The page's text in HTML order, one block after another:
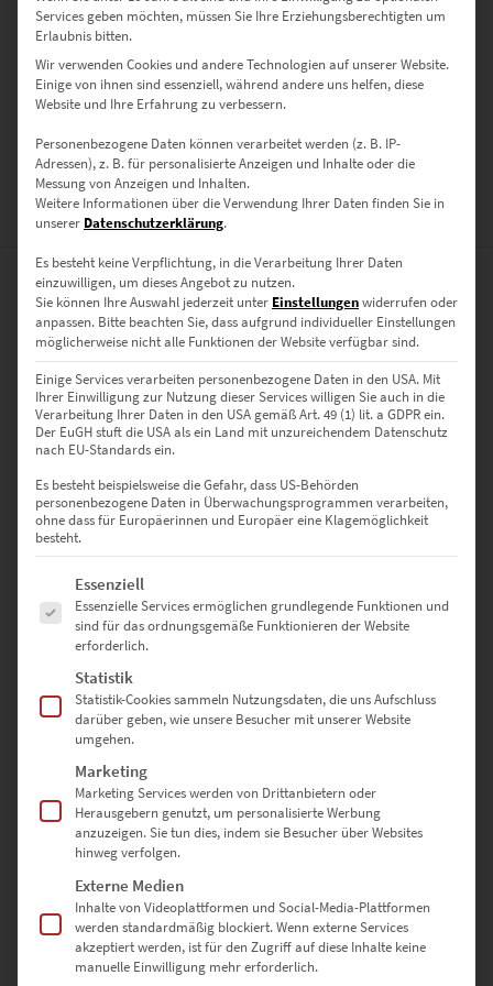
PRODUKT BESONDERHEITEN
AUSFÜHRUNG
Leinwand auf Keilrahmen, Acrylglas
GRÖSSE
60 x 20 cm, 90 x 30 cm, 120 x 40 cm, 150 x 50 cm
BEWERTUNGEN (0)
Bewertungen
Es gibt noch keine Bewertungen.
0 0Bewertungen
SCHREIBE DIE ERSTE BEWERTUNG FÜR „EZ00772 ELBENPLATZ
BÖBLINGEN PANORAMA“
Deine E-Mail-Adresse wird nicht veröffentlicht.
Erforderliche Felder sind mit* markiert
Services geben möchten, müssen Sie Ihre Erziehungsberechtigten um
Erlaubnis bitten.
Wir verwenden Cookies und andere Technologien auf unserer Website.
Einige von ihnen sind essenziell, während andere uns helfen, diese
Website und Ihre Erfahrung zu verbessern.
Personenbezogene Daten können verarbeitet werden (z. B. IP-
Adressen), z. B. für personalisierte Anzeigen und Inhalte oder die
Messung von Anzeigen und Inhalten.
Weitere Informationen über die Verwendung Ihrer Daten finden Sie in
unserer Datenschutzerklärung.
Es besteht keine Verpflichtung, in die Verarbeitung Ihrer Daten
einzuwilligen, um dieses Angebot zu nutzen.
Sie können Ihre Auswahl jederzeit unter Einstellungenwiderrufen oder
anpassen. Bitte beachten Sie, dass aufgrund individueller Einstellungen
möglicherweise nicht alle Funktionen der Website verfügbar sind.
Einige Services verarbeiten personenbezogene Daten in den USA. Mit
Ihrer Einwilligung zur Nutzung dieser Services willigen Sie auch in die
Verarbeitung Ihrer Daten in den USA gemäß Art. 49 (1) lit. a GDPR ein.
Der EuGH stuft die USA als ein Land mit unzureichendem Datenschutz
nach EU-Standards ein.
Es besteht beispielsweise die Gefahr, dass US-Behörden
personenbezogene Daten in Überwachungsprogrammen verarbeiten,
ohne dass für Europäerinnen und Europäer eine Klagemöglichkeit
besteht.
Es folgt eine Liste der Service-Gruppen, für die eine Einwilligung
Essenziell
Essenzielle Services ermöglichen grundlegende Funktionen und
sind für das ordnungsgemäße Funktionieren der Website
erforderlich.
Statistik
Statistik-Cookies sammeln Nutzungsdaten, die uns Aufschluss
darüber geben, wie unsere Besucher mit unserer Website
umgehen.
Marketing
Marketing Services werden von Drittanbietern oder
Herausgebern genutzt, um personalisierte Werbung
anzuzeigen. Sie tun dies, indem sie Besucher über Websites
hinweg verfolgen.
Externe Medien
Inhalte von Videoplattformen und Social-Media-Plattformen
werden standardmäßig blockiert. Wenn externe Services
akzeptiert werden, ist für den Zugriff auf diese Inhalte keine
manuelle Einwilligung mehr erforderlich.